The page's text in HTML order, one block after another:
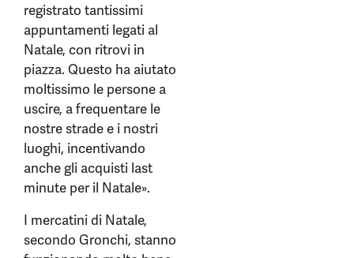
registrato tantissimi
appuntamenti legati al
Natale, con ritrovi in
piazza. Questo ha aiutato
moltissimo le persone a
uscire, a frequentare le
nostre strade e i nostri
luoghi, incentivando
anche gli acquisti last
minute per il Natale».
I mercatini di Natale,
secondo Gronchi, stanno